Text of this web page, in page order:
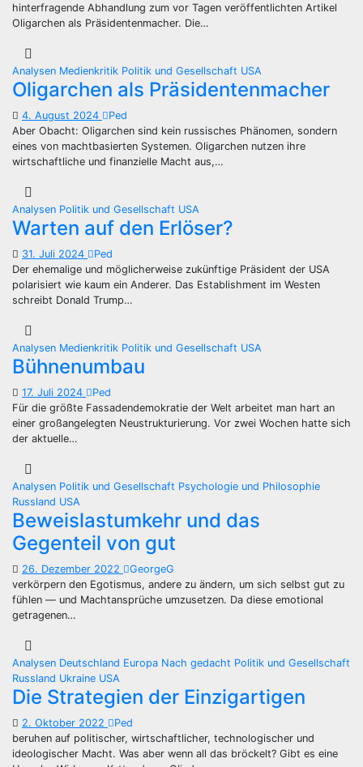
hinterfragende Abhandlung zum vor Tagen veröffentlichten Artikel
Oligarchen als Präsidentenmacher. Die…
Analysen Medienkritik Politik und Gesellschaft USA
Oligarchen als Präsidentenmacher
4. August 2024
Ped
Aber Obacht: Oligarchen sind kein russisches Phänomen, sondern
eines von machtbasierten Systemen. Oligarchen nutzen ihre
wirtschaftliche und finanzielle Macht aus,…
Analysen Politik und Gesellschaft USA
Warten auf den Erlöser?
31. Juli 2024
Ped
Der ehemalige und möglicherweise zukünftige Präsident der USA
polarisiert wie kaum ein Anderer. Das Establishment im Westen
schreibt Donald Trump…
Analysen Medienkritik Politik und Gesellschaft USA
Bühnenumbau
17. Juli 2024
Ped
Für die größte Fassadendemokratie der Welt arbeitet man hart an
einer großangelegten Neustrukturierung. Vor zwei Wochen hatte sich
der aktuelle…
Analysen Politik und Gesellschaft Psychologie und Philosophie
Russland USA
Beweislastumkehr und das
Gegenteil von gut
26. Dezember 2022
GeorgeG
verkörpern den Egotismus, andere zu ändern, um sich selbst gut zu
fühlen — und Machtansprüche umzusetzen. Da diese emotional
getragenen…
Analysen Deutschland Europa Nach gedacht Politik und Gesellschaft
Russland Ukraine USA
Die Strategien der Einzigartigen
2. Oktober 2022
Ped
beruhen auf politischer, wirtschaftlicher, technologischer und
ideologischer Macht. Was aber wenn all das bröckelt? Gibt es eine